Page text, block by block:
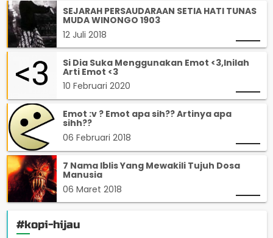
SEJARAH PERSAUDARAAN SETIA HATI TUNAS
MUDA WINONGO 1903
12 Juli 2018
Si Dia Suka Menggunakan Emot <3,Inilah
Arti Emot <3
10 Februari 2020
Emot :v ? Emot apa sih?? Artinya apa
sihh??
06 Februari 2018
7 Nama Iblis Yang Mewakili Tujuh Dosa
Manusia
06 Maret 2018
#kopi-hijau